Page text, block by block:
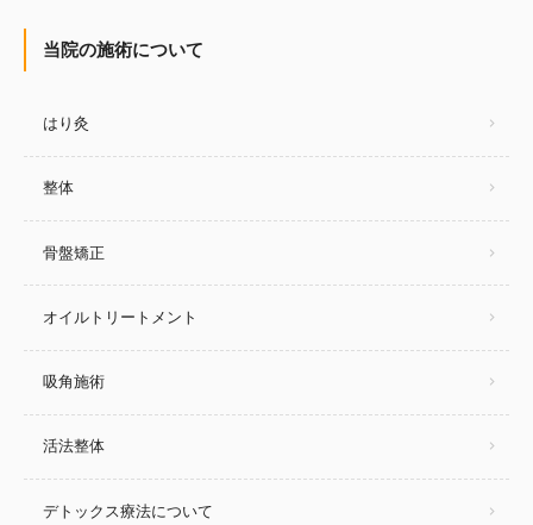
当院の施術について
はり灸
整体
骨盤矯正
オイルトリートメント
吸角施術
活法整体
デトックス療法について